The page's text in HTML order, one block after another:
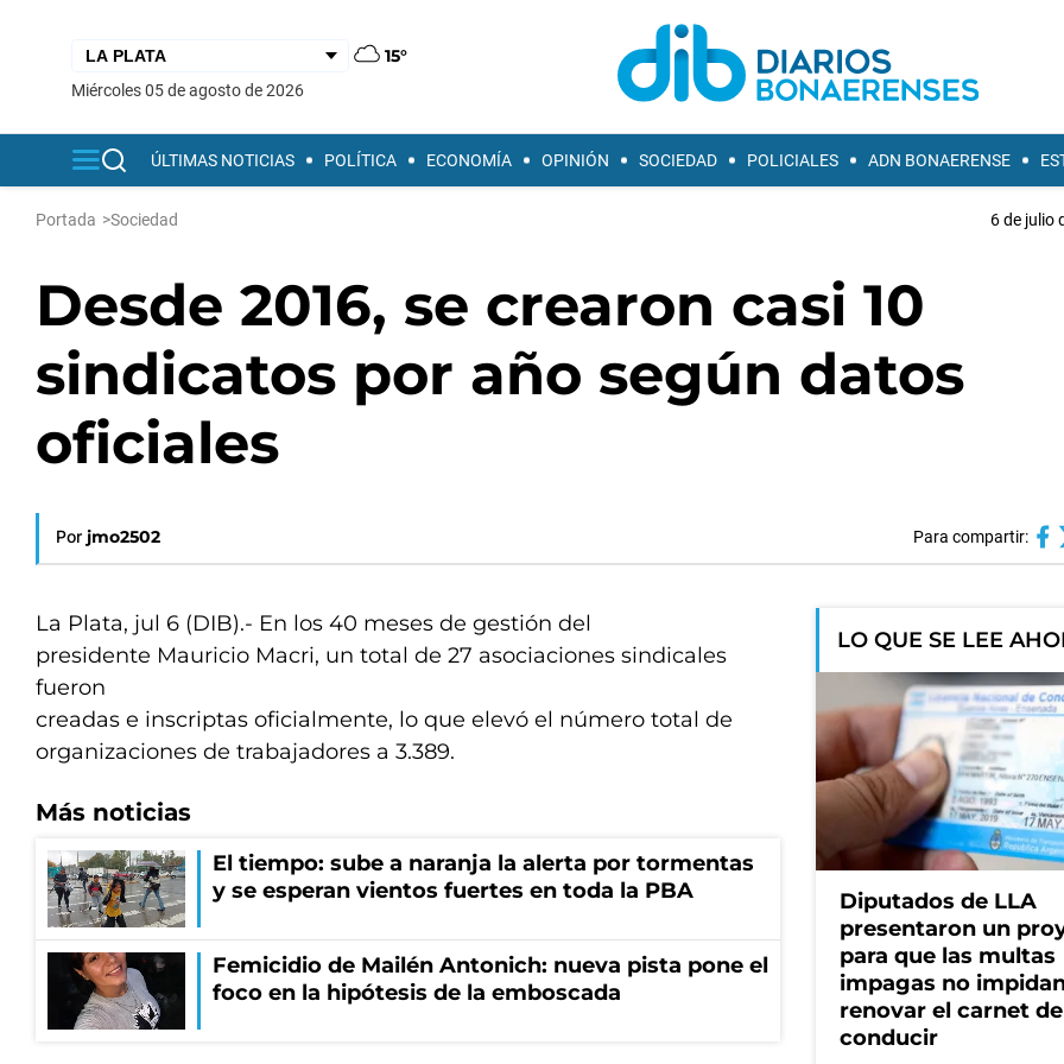
15°
miércoles 05 de agosto de 2026
ÚLTIMAS NOTICIAS POLÍTICA ECONOMÍA OPINIÓN SOCIEDAD POLICIALES ADN BONAERENSE
Portada >Sociedad 6 de julio
Desde 2016, se crearon casi 10
sindicatos por año según datos
oficiales
Por jmo2502 Para compartir:
La Plata, jul 6 (DIB).- En los 40 meses de gestión del
presidente Mauricio Macri, un total de 27 asociaciones sindicales
fueron
creadas e inscriptas oficialmente, lo que elevó el número total de
organizaciones de trabajadores a 3.389.
Más noticias
El tiempo: sube a naranja la alerta por tormentas
y se esperan vientos fuertes en toda la PBA
Femicidio de Mailén Antonich: nueva pista pone el
foco en la hipótesis de la emboscada
LO QUE SE LEE
Diputados de LLA
presentaron un
para que las multas
impagas no
renovar el carnet de
conducir